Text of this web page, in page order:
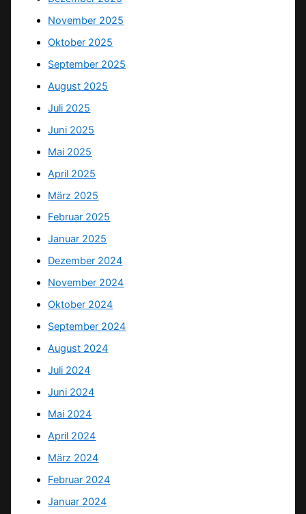
November 2025
Oktober 2025
September 2025
August 2025
Juli 2025
Juni 2025
Mai 2025
April 2025
März 2025
Februar 2025
Januar 2025
Dezember 2024
November 2024
Oktober 2024
September 2024
August 2024
Juli 2024
Juni 2024
Mai 2024
April 2024
März 2024
Februar 2024
Januar 2024